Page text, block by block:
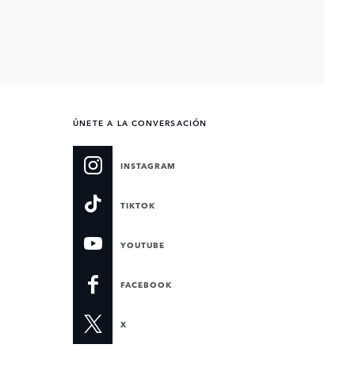
ÚNETE A LA CONVERSACIÓN
INSTAGRAM
TIKTOK
YOUTUBE
FACEBOOK
X